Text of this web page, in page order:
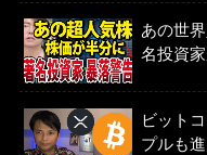
あの世
名投資
ビット
プルも進